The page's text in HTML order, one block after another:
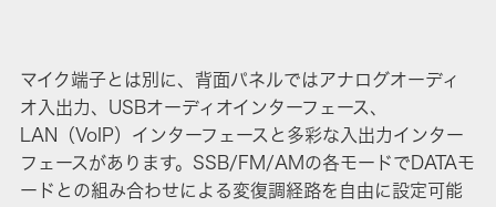
マイク端子とは別に、背面パネルではアナログオーディ
オ入出力、USBオーディオインターフェース、
LAN（VoIP）インターフェースと多彩な入出力インター
フェースがあります。SSB/FM/AMの各モードでDATAモ
ードとの組み合わせによる変復調経路を自由に設定可能